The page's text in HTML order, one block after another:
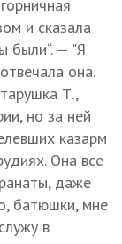
и сказала
были“. — "Я
она.
Т.,
но за ней
казарм
Она все
даже
батюшки, мне
в